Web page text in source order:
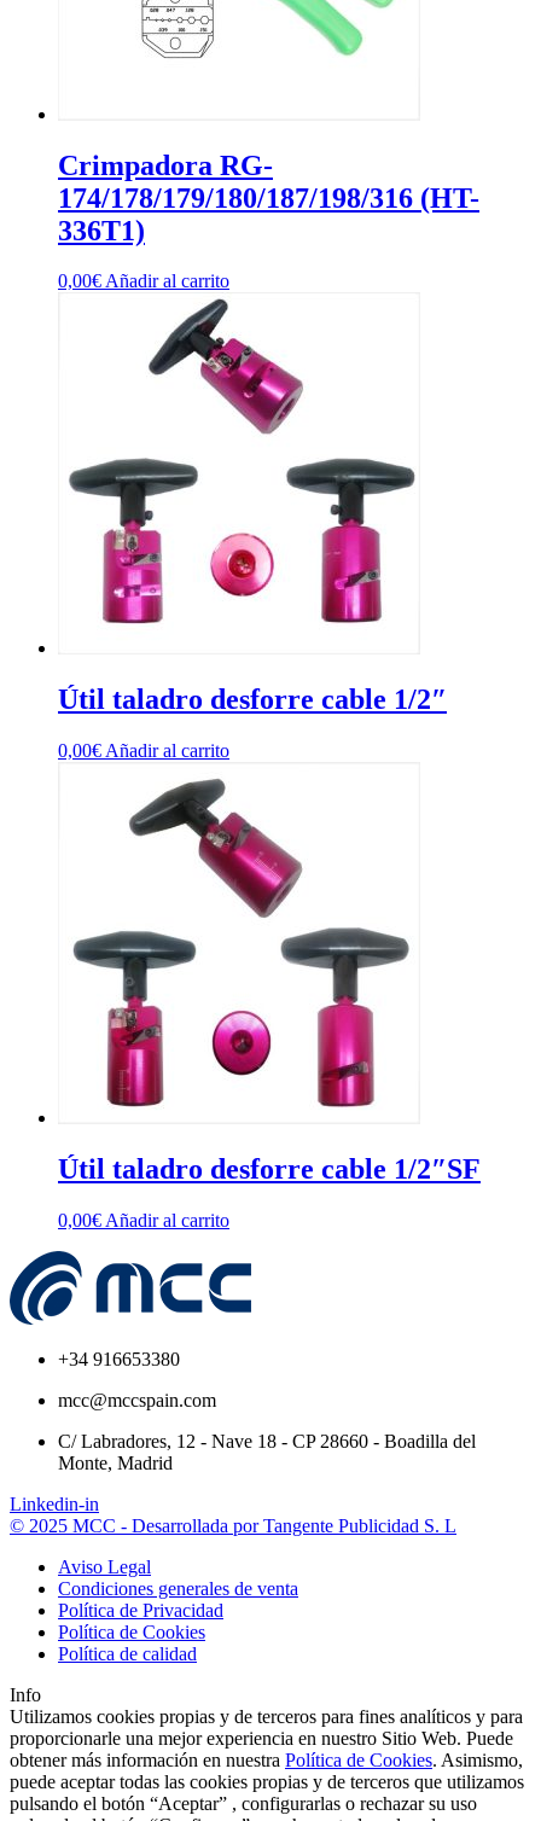
Crimpadora RG-
174/178/179/180/187/198/316 (HT-
336T1)
0,00€Añadir al carrito
Útil taladro desforre cable 1/2″
0,00€ Añadir al carrito
Útil taladro desforre cable 1/2″SF
0,00€ Añadir al carrito
+34 916653380
mcc@mccspain.com
C/ Labradores, 12 - Nave 18 - CP 28660 - Boadilla del
Monte, Madrid
Linkedin-in
© 2025 MCC - Desarrollada por Tangente Publicidad S. L
Aviso Legal
Condiciones generales de venta
Política de Privacidad
Política de Cookies
Política de calidad
Info
Utilizamos cookies propias y de terceros para fines analíticos y para
proporcionarle una mejor experiencia en nuestro Sitio Web. Puede
obtener más información en nuestra Política de Cookies. Asimismo,
puede aceptar todas las cookies propias y de terceros que utilizamos
pulsando el botón “Aceptar” , configurarlas o rechazar su uso